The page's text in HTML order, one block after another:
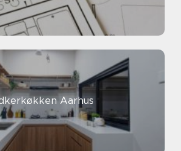
Aarhus